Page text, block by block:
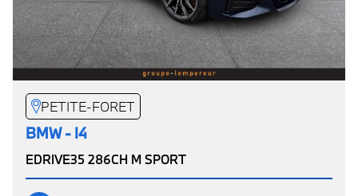
PETITE-FORET
BMW - I4
EDRIVE35 286CH M SPORT